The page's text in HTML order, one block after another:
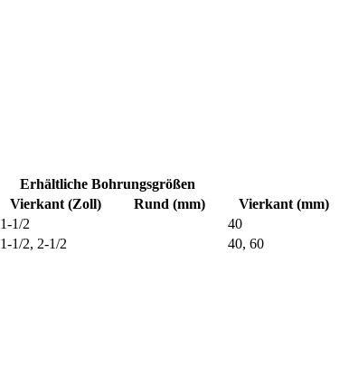
Erhältliche Bohrungsgrößen
Vierkant (Zoll) Rund (mm)
Vierkant (mm)
1-1/2
40
1-1/2, 2-1/2 40, 60